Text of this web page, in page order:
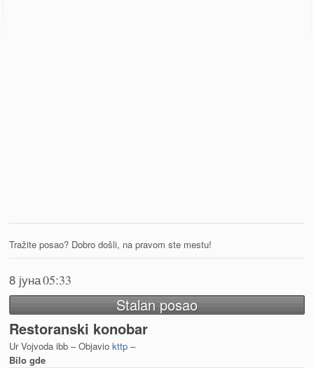
Tražite posao? Dobro došli, na pravom ste mestu!
8 јуна05:33
Stalan posao
Restoranski konobar
Ur Vojvoda ibb – Objaviokttp –
Bilo gde